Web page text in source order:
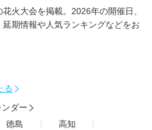
花火大会を掲載。2026年の開催日、
延期情報や人気ランキングなどをお
る
ダー
徳島 高知